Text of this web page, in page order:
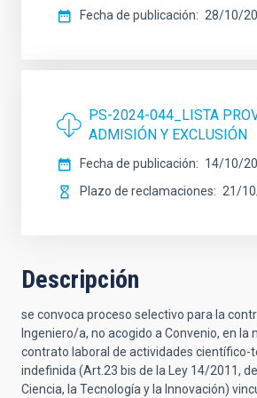
Fecha de publicación 28/10/
PS-2024-044_LISTA
ADMISIÓN Y EXCLUSIÓN
Fecha de publicación
14/10/
Plazo de reclamaciones
21/
Descripción
se convoca proceso selectivo para la
Ingeniero/a, no acogido a Convenio, en la
contrato laboral de actividades científico-
indefinida (Art.23 bis de la Ley 14/2011,
Ciencia, la Tecnología y la Innovación)